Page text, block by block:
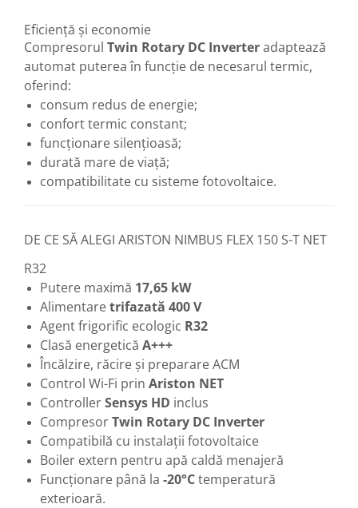
Eficiență și economie
Compresorul Twin Rotary DC Inverteradaptează
automat puterea în funcție de necesarul termic,
oferind:
consum redus de energie;
confort termic constant;
funcționare silențioasă;
durată mare de viață;
compatibilitate cu sisteme fotovoltaice.
DE CE SĂ ALEGI ARISTON NIMBUS FLEX 150 S-T NET
R32
Putere maximă 17,65 kW
Alimentaretrifazată 400 V
Agent frigorific ecologic R32
Clasă energetică A+++
Încălzire, răcire și preparare ACM
Control Wi-Fi prin Ariston NET
ControllerSensys HD inclus
CompresorTwin Rotary DC Inverter
Compatibilă cu instalații fotovoltaice
Boiler extern pentru apă caldă menajeră
Funcționare până la -20°Ctemperatură
exterioară.